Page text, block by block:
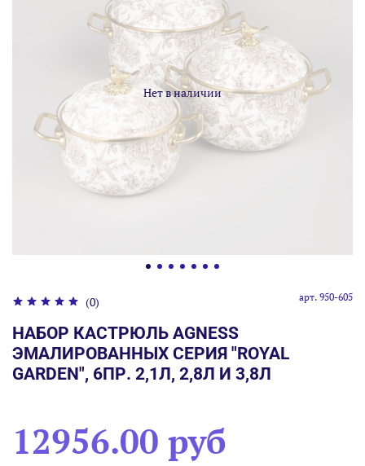
Нет в наличии
(0) арт. 950-605
НАБОР КАСТРЮЛЬ AGNESS
ЭМАЛИРОВАННЫХ СЕРИЯ "ROYAL
GARDEN", 6ПР. 2,1Л, 2,8Л И 3,8Л
12956.00 руб